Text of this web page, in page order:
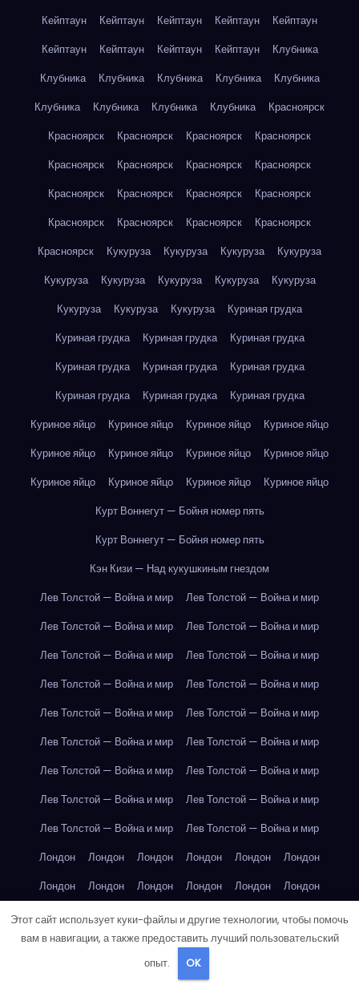
Кейптаун
Кейптаун Кейптаун Кейптаун
Кейптаун
Кейптаун
Кейптаун Кейптаун Кейптаун
Клубника
Клубника
Клубника Клубника Клубника
Клубника
Клубника
Клубника Клубника Клубника
Красноярск
Красноярск
Красноярск Красноярск
Красноярск
Красноярск
Красноярск Красноярск
Красноярск
Красноярск
Красноярск Красноярск
Красноярск
Красноярск
Красноярск Красноярск
Красноярск
Красноярск
Кукуруза Кукуруза Кукуруза
Кукуруза
Кукуруза
Кукуруза Кукуруза Кукуруза
Кукуруза
Кукуруза
Кукуруза Кукуруза
Куриная грудка
Куриная грудка
Куриная грудка
Куриная грудка
Куриная грудка
Куриная грудка
Куриная грудка
Куриная грудка
Куриная грудка
Куриная грудка
Куриное яйцо
Куриное яйцо Куриное яйцо
Куриное яйцо
Куриное яйцо
Куриное яйцо Куриное яйцо
Куриное яйцо
Куриное яйцо
Куриное яйцо Куриное яйцо
Куриное яйцо
Курт Воннегут — Бойня номер пять
Курт Воннегут — Бойня номер пять
Кэн Кизи — Над кукушкиным гнездом
Лев Толстой — Война и мир
Лев Толстой — Война и мир
Лев Толстой — Война и мир
Лев Толстой — Война и мир
Лев Толстой — Война и мир
Лев Толстой — Война и мир
Лев Толстой — Война и мир
Лев Толстой — Война и мир
Лев Толстой — Война и мир
Лев Толстой — Война и мир
Лев Толстой — Война и мир
Лев Толстой — Война и мир
Лев Толстой — Война и мир
Лев Толстой — Война и мир
Лев Толстой — Война и мир
Лев Толстой — Война и мир
Лев Толстой — Война и мир
Лев Толстой — Война и мир
Лондон
Лондон Лондон Лондон Лондон
Лондон
Лондон
Лондон Лондон Лондон Лондон
Лондон
Лондон
Лондон Лондон Лондон Лондон
Лондон
Лондон
Лондон Лондон Лондон
Лос-Анджелес
Этот сайт использует куки-файлы и другие технологии, чтобы помочь
вам в навигации, а также предоставить лучший пользовательский
опыт.
OK